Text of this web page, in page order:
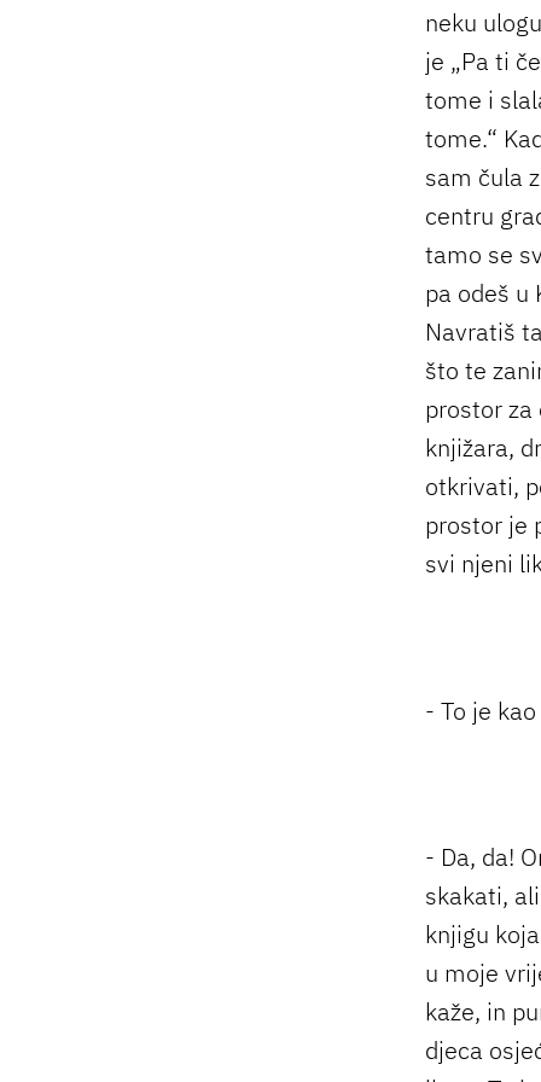
neku
je „Pa ti
tome i
tome.“
sam čula
centru
tamo se
pa odeš u
Navratiš
što te
prostor
knjižara,
otkrivati,
prostor je
svi njeni
- To je
- Da, da!
skakati,
knjigu
u moje
kaže, in
djeca